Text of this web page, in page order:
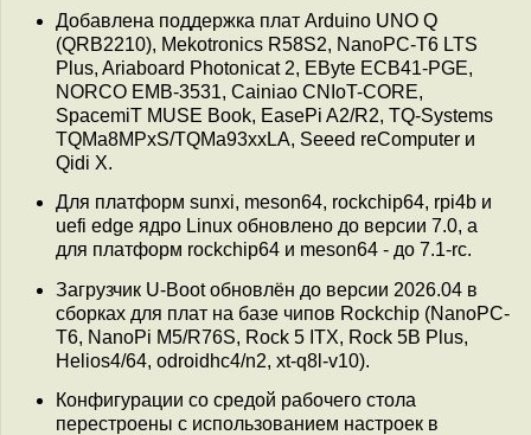
Добавлена поддержка плат Arduino UNO Q
(QRB2210), Mekotronics R58S2, NanoPC-T6 LTS
Plus, Ariaboard Photonicat 2, EByte ECB41-PGE,
NORCO EMB-3531, Cainiao CNIoT-CORE,
SpacemiT MUSE Book, EasePi A2/R2, TQ-Systems
TQMa8MPxS/TQMa93xxLA, Seeed reComputer и
Qidi X.
Для платформ sunxi, meson64, rockchip64, rpi4b и
uefi edge ядро Linux обновлено до версии 7.0, а
для платформ rockchip64 и meson64 - до 7.1-rc.
Загрузчик U-Boot обновлён до версии 2026.04 в
сборках для плат на базе чипов Rockchip (NanoPC-
T6, NanoPi M5/R76S, Rock 5 ITX, Rock 5B Plus,
Helios4/64, odroidhc4/n2, xt-q8l-v10).
Конфигурации со средой рабочего стола
перестроены с использованием настроек в